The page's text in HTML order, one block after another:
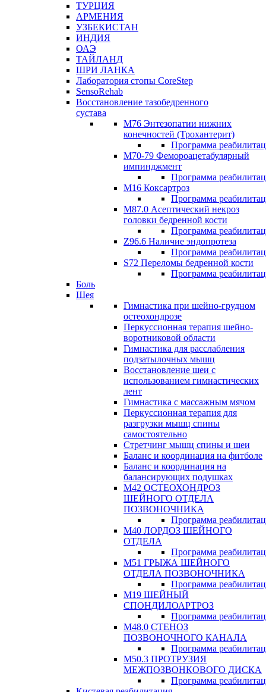
ТУРЦИЯ
АРМЕНИЯ
УЗБЕКИСТАН
ИНДИЯ
ОАЭ
ТАЙЛАНД
ШРИ ЛАНКА
Лаборатория стопы CoreStep
SensoRehab
Восстановление тазобедренного
сустава
М76 Энтезопатии нижних
конечностей (Трохантерит)
Программа
М70-79 Фемороацетабулярный
импинджмент
Программа
M16 Коксартроз
Программа
М87.0 Асептический некроз
головки бедренной кости
Программа
Z96.6 Наличие эндопротеза
Программа
S72 Переломы бедренной кости
Программа
Боль
Шея
Гимнастика при шейно-грудном
остеохондрозе
Перкуссионная терапия шейно-
воротниковой области
Гимнастика для расслабления
подзатылочных мышц
Восстановление шеи с
использованием гимнастических
лент
Гимнастика с массажным мячом
Перкуссионная терапия для
разгрузки мышц спины
самостоятельно
Стретчинг мышц спины и шеи
Баланс и координация на фитболе
Баланс и координация на
балансирующих подушках
М42 ОСТЕОХОНДРОЗ
ШЕЙНОГО ОТДЕЛА
ПОЗВОНОЧНИКА
Программа
М40 ЛОРДОЗ ШЕЙНОГО
ОТДЕЛА
Программа
М51 ГРЫЖА ШЕЙНОГО
ОТДЕЛА ПОЗВОНОЧНИКА
Программа
М19 ШЕЙНЫЙ
СПОНДИЛОАРТРОЗ
Программа
М48.0 СТЕНОЗ
ПОЗВОНОЧНОГО КАНАЛА
Программа
М50.3 ПРОТРУЗИЯ
МЕЖПОЗВОНКОВОГО ДИСКА
Программа